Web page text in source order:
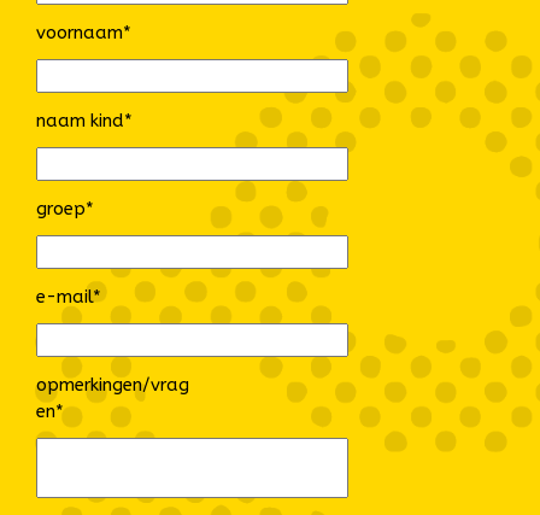
voornaam*
naam kind*
groep*
e-mail*
opmerkingen/vrag
en*